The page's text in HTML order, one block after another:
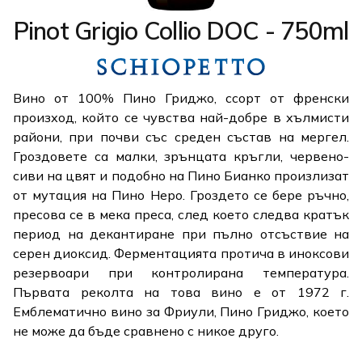
Pinot Grigio Collio DOC - 750ml
Вино от 100% Пино Гриджо, ссорт от френски
произход, който се чувства най-добре в хълмисти
райони, при почви със среден състав на мергел.
Гроздовете са малки, зрънцата кръгли, червено-
сиви на цвят и подобно на Пино Бианко произлизат
от мутация на Пино Неро. Гроздето се бере ръчно,
пресова се в мека преса, след което следва кратък
период на декантиране при пълно отсъствие на
серен диоксид. Ферментацията протича в иноксови
резервоари при контролирана температура.
Първата реколта на това вино е от 1972 г.
Емблематично вино за Фриули, Пино Гриджо, което
не може да бъде сравнено с никое друго.